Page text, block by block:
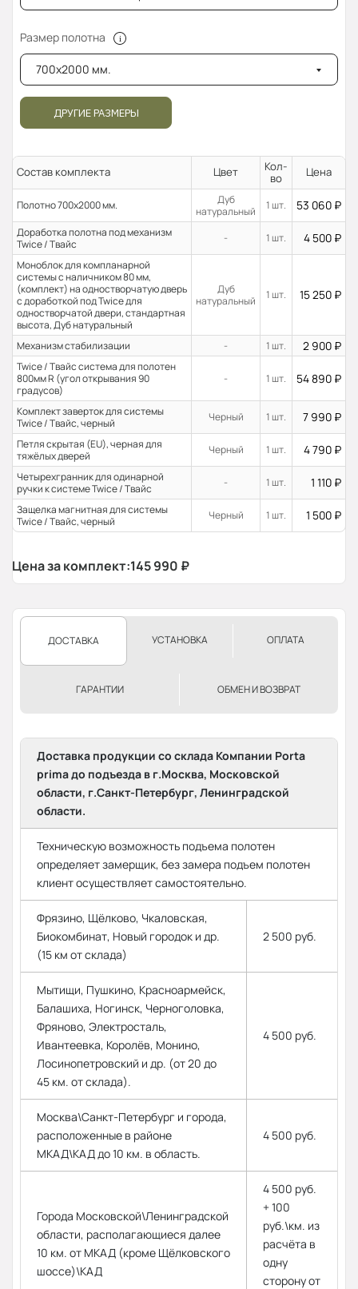
Размер полотна
700x2000 мм.
ДРУГИЕ РАЗМЕРЫ
Состав комплекта Цвет
Кол-
во
Цена
Полотно 700x2000 мм.
Дуб
натуральный
1 шт. 53 060 ₽
Доработка полотна под механизм
Twice / Твайс
- 1 шт. 4 500 ₽
Моноблок для компланарной
системы с наличником 80 мм,
(комплект) на одностворчатую дверь
с доработкой под Twice для
одностворчатой двери, стандартная
высота, Дуб натуральный
Дуб
натуральный
1 шт. 15 250 ₽
Механизм стабилизации - 1 шт. 2 900 ₽
Twice / Твайс система для полотен
800мм R (угол открывания 90
градусов)
- 1 шт. 54 890 ₽
Комплект заверток для системы
Twice / Твайс, черный
Черный 1 шт. 7 990 ₽
Петля скрытая (EU), черная для
тяжёлых дверей
Черный 1 шт. 4 790 ₽
Четырехгранник для одинарной
ручки к системе Twice / Твайс
- 1 шт. 1 110 ₽
Защелка магнитная для системы
Twice / Твайс, черный
Черный 1 шт. 1 500 ₽
Цена за комплект:145 990 ₽
ДОСТАВКА УСТАНОВКА ОПЛАТА
ГАРАНТИИ ОБМЕН И ВОЗВРАТ
Доставка продукции со склада Компании Porta
prima до подъезда в г.Москва, Московской
области, г.Санкт-Петербург, Ленинградской
области.
Техническую возможность подъема полотен
определяет замерщик, без замера подъем полотен
клиент осуществляет самостоятельно.
Фрязино, Щёлково, Чкаловская,
Биокомбинат, Новый городок и др.
(15 км от склада)
2 500 руб.
Мытищи, Пушкино, Красноармейск,
Балашиха, Ногинск, Черноголовка,
Фряново, Электросталь,
Ивантеевка, Королёв, Монино,
Лосинопетровский и др. (от 20 до
45 км. от склада).
4 500 руб.
Москва\Санкт-Петербург и города,
расположенные в районе
МКАД\КАД до 10 км. в область.
4 500 руб.
Города Московской\Ленинградской
области, располагающиеся далее
10 км. от МКАД (кроме Щёлковского
шоссе)\КАД
4 500 руб.
+ 100
руб.\км. из
расчёта в
одну
сторону от